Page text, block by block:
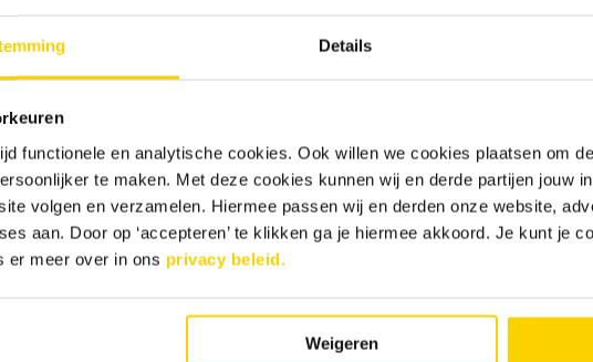
Details
functionele en analytische cookies. Ook willen we cookies plaatsen om
te maken. Met deze cookies kunnen wij en derde partijen jouw
volgen en verzamelen. Hiermee passen wij en derden onze website,
aan. Door op ‘accepteren’ te klikken ga je hiermee akkoord. Je kunt je
er meer over in ons privacy beleid.
Weigeren
van uw afvoermaakt u eenvoudig online. Ook kunt u 24 uur
opnemen via
van onze loodgieters
worden ingezet voor meer dan alleen het verhelpen van verstoppingen
werkzaamheden uit zoals het reinigen, inspecteren en preventief
Door periodiek onderhoud kunnen verstoppingen en
worden voorkomen.
een loodgieter uit bij rioolproblemen?